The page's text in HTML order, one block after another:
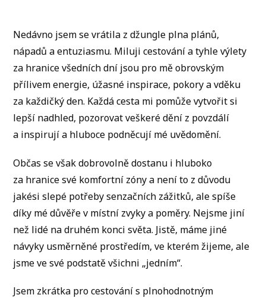
Nedávno jsem se vrátila z džungle plna plánů,
nápadů a entuziasmu. Miluji cestování a tyhle výlety
za hranice všedních dní jsou pro mě obrovským
přílivem energie, úžasné inspirace, pokory a vděku
za každičký den. Každá cesta mi pomůže vytvořit si
lepší nadhled, pozorovat veškeré dění z povzdálí
a inspirují a hluboce podněcují mé uvědomění.
Občas se však dobrovolně dostanu i hluboko
za hranice své komfortní zóny a není to z důvodu
jakési slepé potřeby senzačních zážitků, ale spíše
díky mé důvěře v místní zvyky a poměry. Nejsme jiní
než lidé na druhém konci světa. Jistě, máme jiné
návyky usměrněné prostředím, ve kterém žijeme, ale
jsme ve své podstatě všichni „jedním“.
Jsem zkrátka pro cestování s plnohodnotným